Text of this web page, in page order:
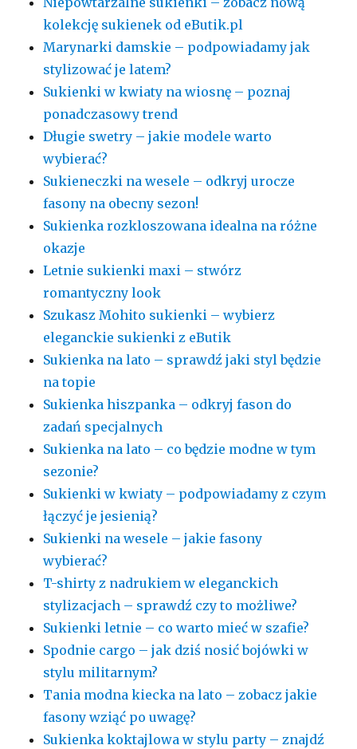
kolekcję sukienek od eButik.pl
Marynarki damskie – podpowiadamy jak
stylizować je latem?
Sukienki w kwiaty na wiosnę – poznaj
ponadczasowy trend
Długie swetry – jakie modele warto
wybierać?
Sukieneczki na wesele – odkryj urocze
fasony na obecny sezon!
Sukienka rozkloszowana idealna na różne
okazje
Letnie sukienki maxi – stwórz
romantyczny look
Szukasz Mohito sukienki – wybierz
eleganckie sukienki z eButik
Sukienka na lato – sprawdź jaki styl będzie
na topie
Sukienka hiszpanka – odkryj fason do
zadań specjalnych
Sukienka na lato – co będzie modne w tym
sezonie?
Sukienki w kwiaty – podpowiadamy z czym
łączyć je jesienią?
Sukienki na wesele – jakie fasony
wybierać?
T-shirty z nadrukiem w eleganckich
stylizacjach – sprawdź czy to możliwe?
Sukienki letnie – co warto mieć w szafie?
Spodnie cargo – jak dziś nosić bojówki w
stylu militarnym?
Tania modna kiecka na lato – zobacz jakie
fasony wziąć po uwagę?
Sukienka koktajlowa w stylu party – znajdź